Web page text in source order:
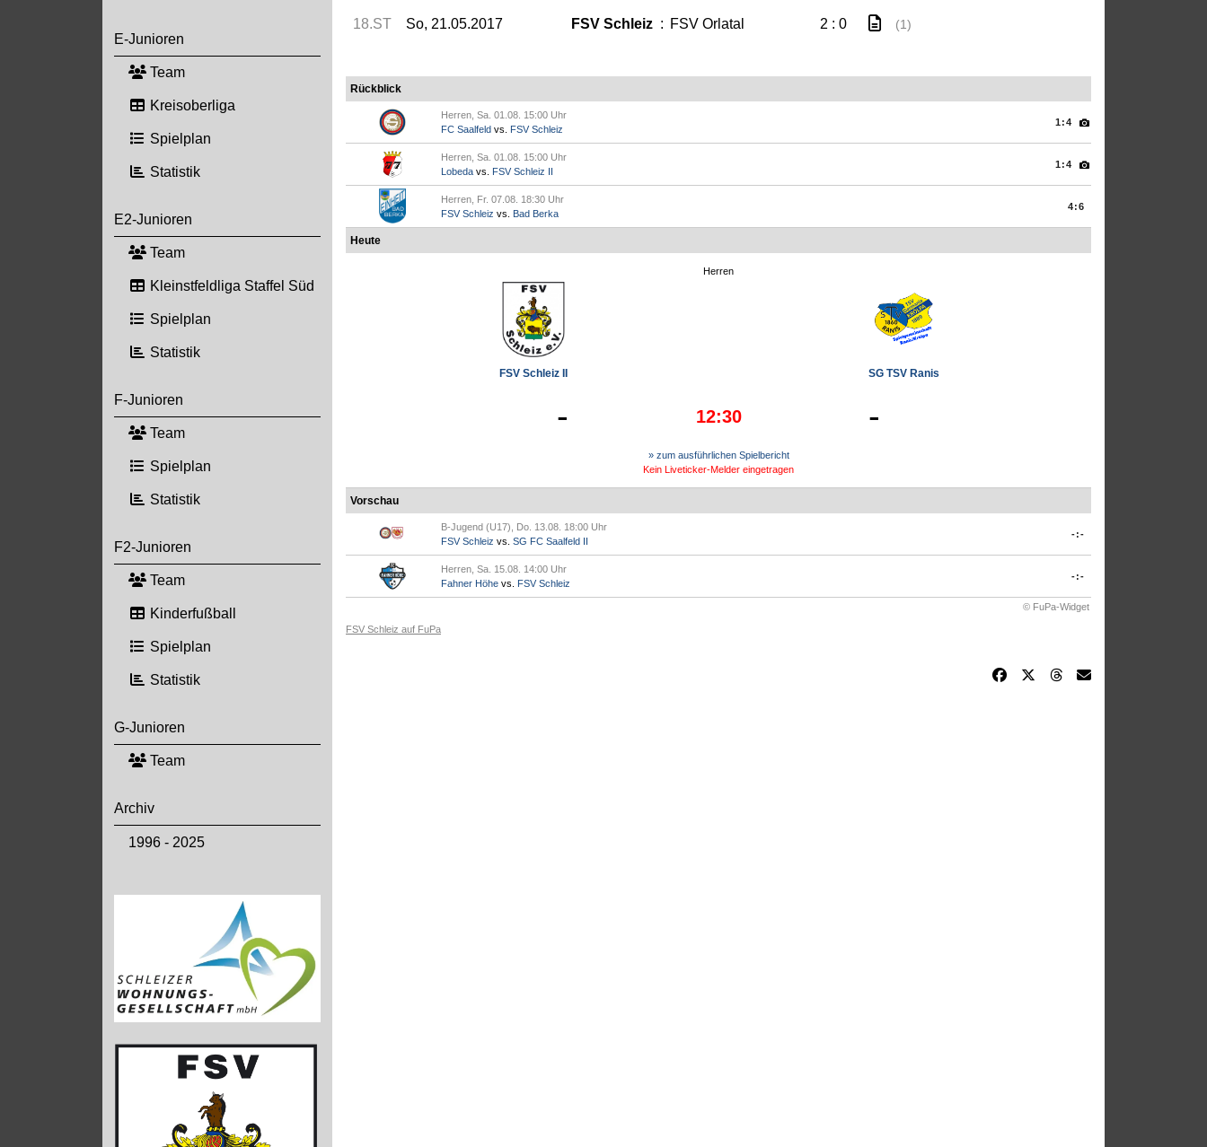
E-Junioren
Team
Kreisoberliga
Spielplan
Statistik
E2-Junioren
Team
Kleinstfeldliga Staffel Süd
Spielplan
Statistik
F-Junioren
Team
Spielplan
Statistik
F2-Junioren
Team
Kinderfußball
Spielplan
Statistik
G-Junioren
Team
Archiv
1996 - 2025
18.ST So, 21.05.2017 FSV Schleiz : FSV Orlatal 2 : 0 (1)
Rückblick
Herren, Sa. 01.08. 15:00 Uhr
FC Saalfeld vs. FSV Schleiz
1:4
Herren, Sa. 01.08. 15:00 Uhr
Lobeda vs. FSV Schleiz II
1:4
Herren, Fr. 07.08. 18:30 Uhr
FSV Schleiz vs. Bad Berka
4:6
Heute
Herren
FSV Schleiz II SG TSV Ranis
- 12:30 -
» zum ausführlichen Spielbericht
Kein Liveticker-Melder eingetragen
Vorschau
B-Jugend (U17), Do. 13.08. 18:00 Uhr
FSV Schleiz vs. SG FC Saalfeld II
-:-
Herren, Sa. 15.08. 14:00 Uhr
Fahner Höhe vs. FSV Schleiz
-:-
© FuPa-Widget
FSV Schleiz auf FuPa